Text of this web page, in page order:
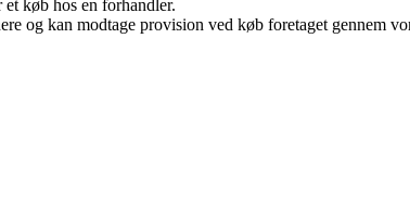
køb hos en forhandler.
og kan modtage provision ved køb foretaget gennem